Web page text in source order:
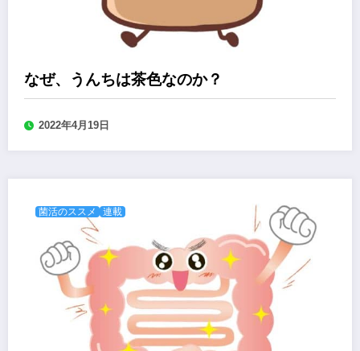
なぜ、うんちは茶色なのか？
2022年4月19日
菌活のススメ 連載